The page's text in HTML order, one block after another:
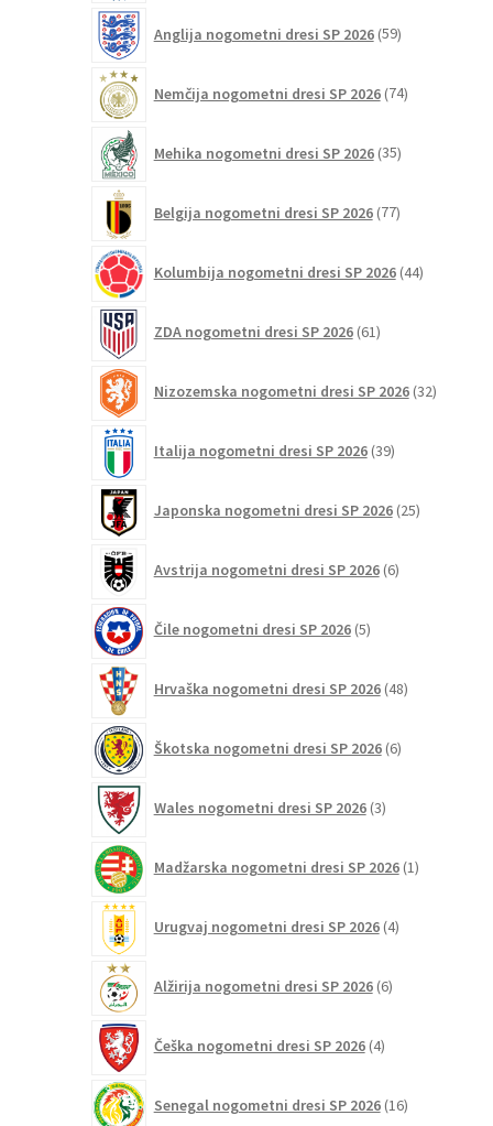
Anglija nogometni dresi SP 2026 59izdelkov
Nemčija nogometni dresi SP 2026 74izdelkov
Mehika nogometni dresi SP 2026 35izdelkov
Belgija nogometni dresi SP 2026 77izdelkov
Kolumbija nogometni dresi SP 2026 44izdelkov
ZDA nogometni dresi SP 2026 61izdelkov
Nizozemska nogometni dresi SP 2026 32izdelkov
Italija nogometni dresi SP 2026 39izdelkov
Japonska nogometni dresi SP 2026 25izdelkov
Avstrija nogometni dresi SP 2026 6izdelkov
Čile nogometni dresi SP 2026 5izdelkov
Hrvaška nogometni dresi SP 2026 48izdelkov
Škotska nogometni dresi SP 2026 6izdelkov
Wales nogometni dresi SP 2026 3izdelki
Madžarska nogometni dresi SP 2026 1izdelek
Urugvaj nogometni dresi SP 2026 4izdelki
Alžirija nogometni dresi SP 2026 6izdelkov
Češka nogometni dresi SP 2026 4izdelki
Senegal nogometni dresi SP 2026 16izdelkov